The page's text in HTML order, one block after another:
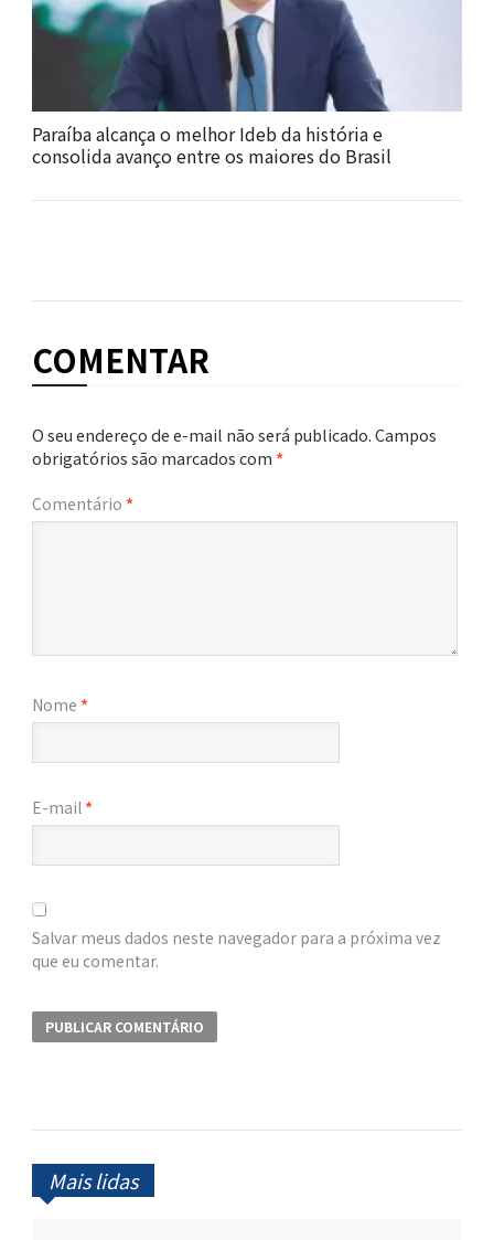
Paraíba alcança o melhor Ideb da história e
consolida avanço entre os maiores do Brasil
COMENTAR
O seu endereço de e-mail não será publicado.Campos
obrigatórios são marcados com*
Comentário *
Nome *
E-mail*
Salvar meus dados neste navegador para a próxima vez
que eu comentar.
Mais lidas